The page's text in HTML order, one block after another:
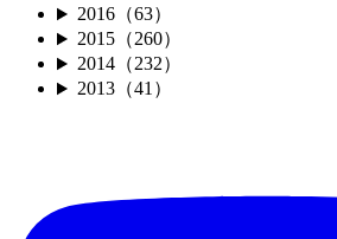
2016（63）
2015（260）
2014（232）
2013（41）